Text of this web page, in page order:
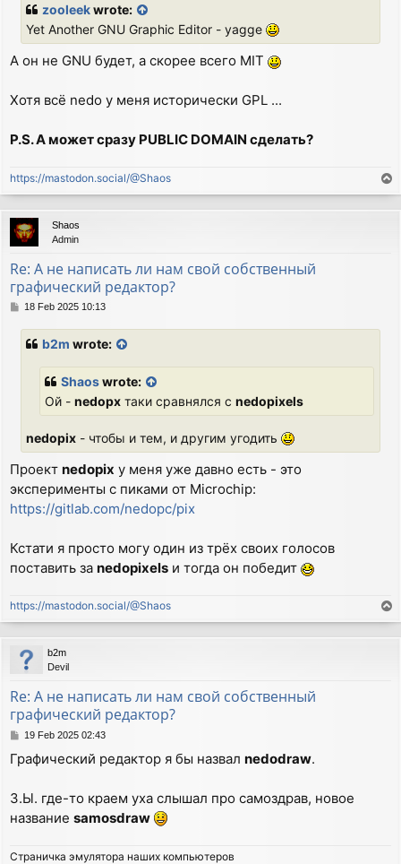
zooleekwrote:
Yet Another GNU Graphic Editor - yagge
А он не GNU будет, а скорее всего MIT
Хотя всё nedo у меня исторически GPL ...
P.S. А может сразу PUBLIC DOMAIN сделать?
https://mastodon.social/@Shaos
o
p
Shaos
Admin
Re: А не написать ли нам свой собственный
графический редактор?
P18 Feb 2025 10:13
b2m wrote:
Shaoswrote:
Ой - nedopx таки сравнялся с nedopixels
nedopix - чтобы и тем, и другим угодить
Проект nedopix у меня уже давно есть - это
эксперименты с пиками от Microchip:
https://gitlab.com/nedopc/pix
Кстати я просто могу один из трёх своих голосов
поставить за nedopixels и тогда он победит
https://mastodon.social/@Shaos
o
p
b2m
Devil
Re: А не написать ли нам свой собственный
графический редактор?
P
s
19 Feb 2025 02:43
Графический редактор я бы назвал nedodraw.
З.Ы. где-то краем уха слышал про самоздрав, новое
название samosdraw
Страничка эмулятора наших компьютеров